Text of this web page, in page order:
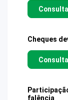
Cheques
falência